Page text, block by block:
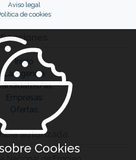
Aviso legal
de cookies
Secciones
Inicio
La Agencia
as
Empresas
Ofertas
autorizada
Cookies